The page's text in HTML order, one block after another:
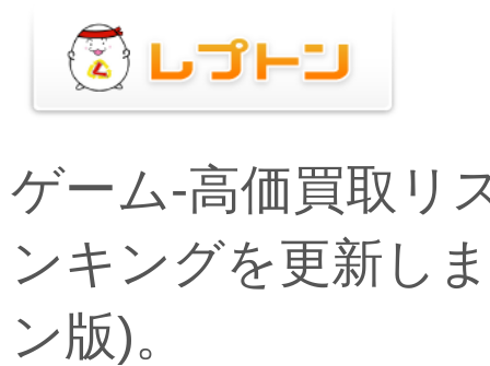
ゲーム-高価買取リ
ンキングを更新し
ン版)。